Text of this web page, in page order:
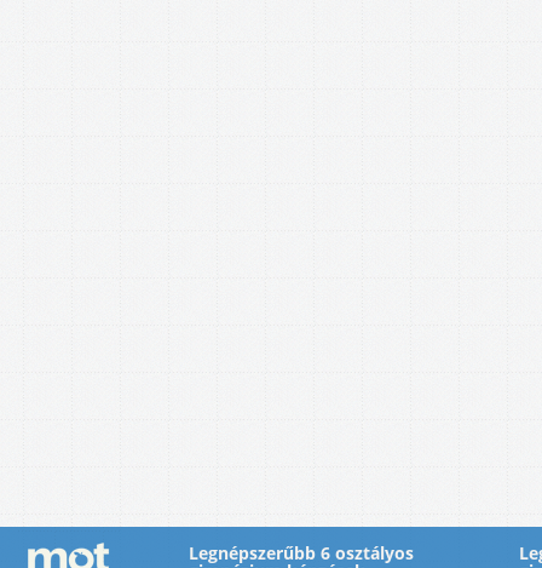
Legnépszerűbb 6 osztályos